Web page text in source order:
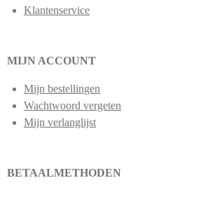
Klantenservice
MIJN ACCOUNT
Mijn bestellingen
Wachtwoord vergeten
Mijn verlanglijst
BETAALMETHODEN